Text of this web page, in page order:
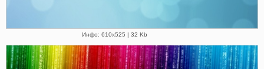
Инфо: 610х525 | 32 Kb